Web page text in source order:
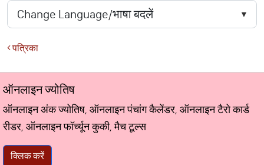
पत्रिका
ऑनलाइन ज्योतिष
ऑनलाइन अंक ज्योतिष, ऑनलाइन पंचांग कैलेंडर, ऑनलाइन टैरो कार्ड
रीडर, ऑनलाइन फॉर्च्यून कुकी, मैच टूल्स
क्लिक करें